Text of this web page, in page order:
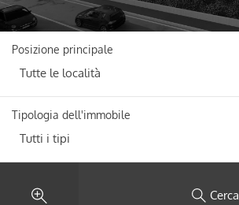
Posizione principale
Tutte le località
Tipologia dell'immobile
Tutti i tipi
Cerca